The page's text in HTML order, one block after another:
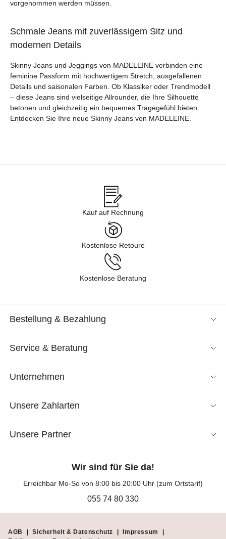
vorgenommen werden müssen.
Schmale Jeans mit zuverlässigem Sitz und
modernen Details
Skinny Jeans und Jeggings von MADELEINE verbinden eine
feminine Passform mit hochwertigem Stretch, ausgefallenen
Details und saisonalen Farben. Ob Klassiker oder Trendmodell
– diese Jeans sind vielseitige Allrounder, die Ihre Silhouette
betonen und gleichzeitig ein bequemes Tragegefühl bieten.
Entdecken Sie Ihre neue Skinny Jeans von MADELEINE.
Kauf auf Rechnung
Kostenlose Retoure
Kostenlose Beratung
Bestellung & Bezahlung
Service & Beratung
Unternehmen
Unsere Zahlarten
Unsere Partner
Wir sind für Sie da!
Erreichbar Mo-So von 8:00 bis 20:00 Uhr (zum Ortstarif)
055 74 80 330
AGB Sicherheit & Datenschutz Impressum